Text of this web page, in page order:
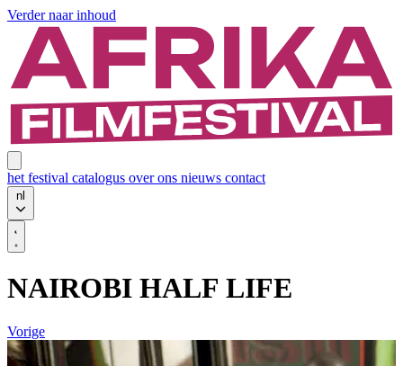
Verder naar inhoud
het festival catalogus over ons nieuws contact
nl
NAIROBI HALF LIFE
Vorige